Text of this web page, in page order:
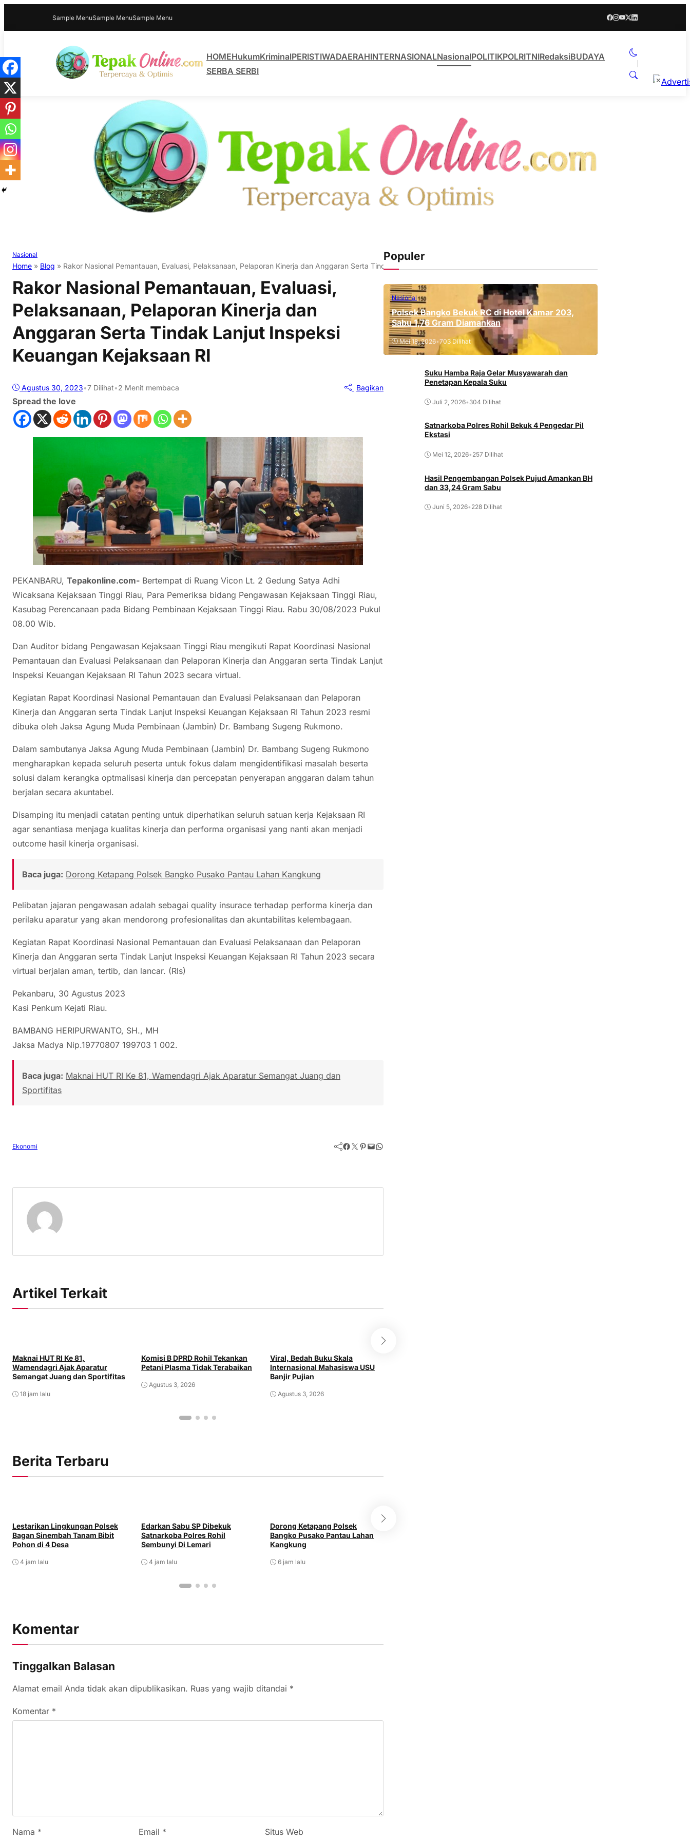
Sample MenuSample MenuSample Menu
HOMEHukumKriminalPERISTIWADAERAHINTERNASIONALNasionalPOLITIKPOLRITNIRedaksiBUDAYA
SERBA SERBI
Nasional
Home » Blog » Rakor Nasional Pemantauan, Evaluasi, Pelaksanaan, Pelaporan Kinerja dan Anggaran Serta Tindak Lanjut Inspeksi Keuangan Kejaksaan RI
Rakor Nasional Pemantauan, Evaluasi,
Pelaksanaan, Pelaporan Kinerja dan
Anggaran Serta Tindak Lanjut Inspeksi
Keuangan Kejaksaan RI
Agustus 30, 2023•7 Dilihat•2 Menit membaca Bagikan
Spread the love
PEKANBARU, Tepakonline.com- Bertempat di Ruang Vicon Lt. 2 Gedung Satya Adhi
Wicaksana Kejaksaan Tinggi Riau, Para Pemeriksa bidang Pengawasan Kejaksaan Tinggi Riau,
Kasubag Perencanaan pada Bidang Pembinaan Kejaksaan Tinggi Riau. Rabu 30/08/2023 Pukul
08.00 Wib.
Dan Auditor bidang Pengawasan Kejaksaan Tinggi Riau mengikuti Rapat Koordinasi Nasional
Pemantauan dan Evaluasi Pelaksanaan dan Pelaporan Kinerja dan Anggaran serta Tindak Lanjut
Inspeksi Keuangan Kejaksaan RI Tahun 2023 secara virtual.
Kegiatan Rapat Koordinasi Nasional Pemantauan dan Evaluasi Pelaksanaan dan Pelaporan
Kinerja dan Anggaran serta Tindak Lanjut Inspeksi Keuangan Kejaksaan RI Tahun 2023 resmi
dibuka oleh Jaksa Agung Muda Pembinaan (Jambin) Dr. Bambang Sugeng Rukmono.
Dalam sambutanya Jaksa Agung Muda Pembinaan (Jambin) Dr. Bambang Sugeng Rukmono
mengharapkan kepada seluruh peserta untuk fokus dalam mengidentifikasi masalah beserta
solusi dalam kerangka optmalisasi kinerja dan percepatan penyerapan anggaran dalam tahun
berjalan secara akuntabel.
Disamping itu menjadi catatan penting untuk diperhatikan seluruh satuan kerja Kejaksaan RI
agar senantiasa menjaga kualitas kinerja dan performa organisasi yang nanti akan menjadi
outcome hasil kinerja organisasi.
Baca juga: Dorong Ketapang Polsek Bangko Pusako Pantau Lahan Kangkung
Pelibatan jajaran pengawasan adalah sebagai quality insurace terhadap performa kinerja dan
perilaku aparatur yang akan mendorong profesionalitas dan akuntabilitas kelembagaan.
Kegiatan Rapat Koordinasi Nasional Pemantauan dan Evaluasi Pelaksanaan dan Pelaporan
Kinerja dan Anggaran serta Tindak Lanjut Inspeksi Keuangan Kejaksaan RI Tahun 2023 secara
virtual berjalan aman, tertib, dan lancar. (Rls)
Pekanbaru, 30 Agustus 2023
Kasi Penkum Kejati Riau.
BAMBANG HERIPURWANTO, SH., MH
Jaksa Madya Nip.19770807 199703 1 002.
Baca juga: Maknai HUT RI Ke 81, Wamendagri Ajak Aparatur Semangat Juang dan
Sportifitas
Ekonomi Facebook Twitter Pinterest Mail WhatsApp
Artikel Terkait
Maknai HUT RI Ke 81,
Wamendagri Ajak Aparatur
Semangat Juang dan Sportifitas
18 jam lalu
Komisi B DPRD Rohil Tekankan
Petani Plasma Tidak Terabaikan
Agustus 3, 2026
Viral, Bedah Buku Skala
Internasional Mahasiswa USU
Banjir Pujian
Agustus 3, 2026
Berita Terbaru
Lestarikan Lingkungan Polsek
Bagan Sinembah Tanam Bibit
Pohon di 4 Desa
4 jam lalu
Edarkan Sabu SP Dibekuk
Satnarkoba Polres Rohil
Sembunyi Di Lemari
4 jam lalu
Dorong Ketapang Polsek
Bangko Pusako Pantau Lahan
Kangkung
6 jam lalu
Komentar
Tinggalkan Balasan
Alamat email Anda tidak akan dipublikasikan. Ruas yang wajib ditandai *
Komentar *
Nama * Email * Situs Web
Populer
Nasional
Polsek Bangko Bekuk RC di Hotel Kamar 203,
Sabu 1,76 Gram Diamankan
Mei 18, 2026•703 Dilihat
Suku Hamba Raja Gelar Musyawarah dan
Penetapan Kepala Suku
Juli 2, 2026• 304 Dilihat
Satnarkoba Polres Rohil Bekuk 4 Pengedar Pil
Ekstasi
Mei 12, 2026• 257 Dilihat
Hasil Pengembangan Polsek Pujud Amankan BH
dan 33,24 Gram Sabu
Juni 5, 2026• 228 Dilihat
×